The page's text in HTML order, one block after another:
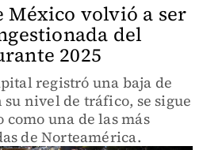
México volvió a ser
del
2025
registró una baja de
su nivel de tráfico, se sigue
una de las más
de Norteamérica.